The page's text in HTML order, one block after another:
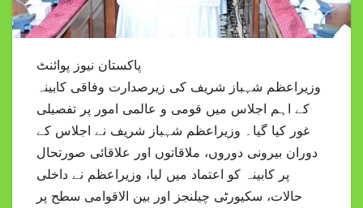
پاکستان نیوز پوائنٹ
وزیراعظم شہباز شریف کی زیرصدارت وفاقی کابینہ
کے اہم اجلاس میں قومی و عالمی امور پر تفصیلی
غور کیا گیا۔ وزیراعظم شہباز شریف نے اجلاس کے
دوران بیرونی دوروں، ملاقاتوں اور علاقائی صورتحال
پر کابینہ کو اعتماد میں لیا، وزیراعظم نے داخلی
حالات، سکیورٹی چیلنجز اور بین الاقوامی سطح پر